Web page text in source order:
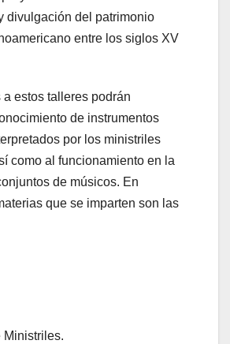
divulgación del patrimonio
entre los siglos XV
a estos talleres podrán
de instrumentos
por los ministriles
como al funcionamiento en la
de músicos. En
que se imparten son las
Ministriles.